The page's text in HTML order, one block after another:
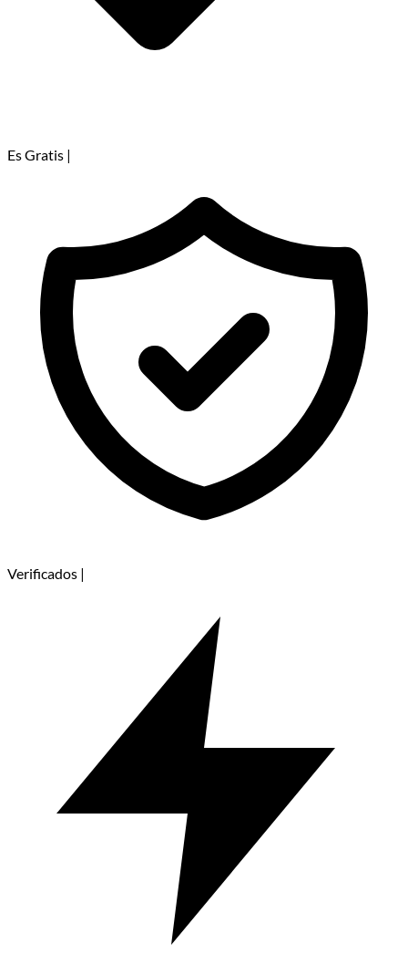
Es Gratis |
Verificados |